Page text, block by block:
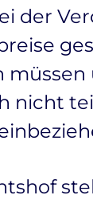
der
müssen
nicht